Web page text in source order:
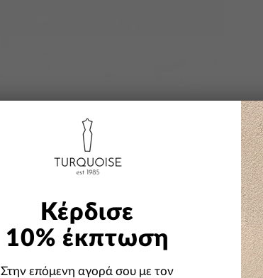
YOU MAY
Κέρδισε
10% έκπτωση
Στην επόμενη αγορά σου με τον